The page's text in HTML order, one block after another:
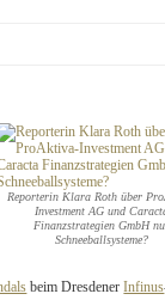
Reporterin Klara Roth über
Investment AG und
Finanzstrategien GmbH
Schneeballsysteme?
beim DresdenerInfinus